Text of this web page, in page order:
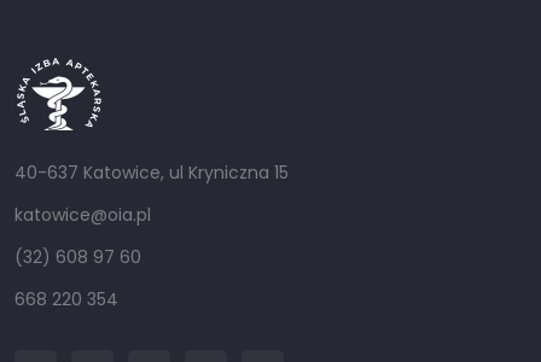
40-637 Katowice, ul Kryniczna 15
katowice@oia.pl
(32) 608 97 60
668 220 354